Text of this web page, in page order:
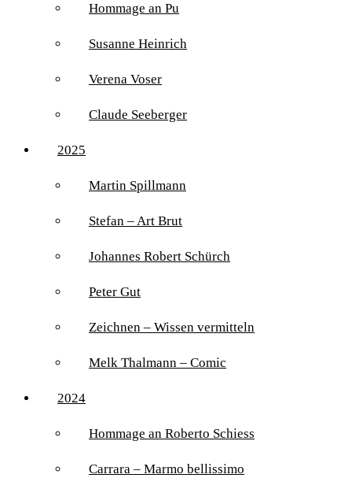
Hommage an Pu
Susanne Heinrich
Verena Voser
Claude Seeberger
2025
Martin Spillmann
Stefan – Art Brut
Johannes Robert Schürch
Peter Gut
Zeichnen – Wissen vermitteln
Melk Thalmann – Comic
2024
Hommage an Roberto Schiess
Carrara – Marmo bellissimo